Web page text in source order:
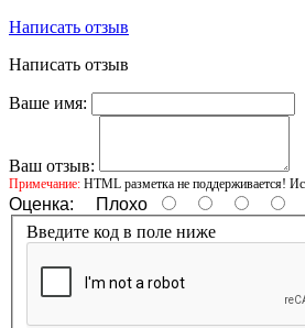
Написать отзыв
Написать отзыв
Ваше имя:
Ваш отзыв:
Примечание: HTML разметка не поддерживается!
Оценка: Плохо
Введите код в поле ниже